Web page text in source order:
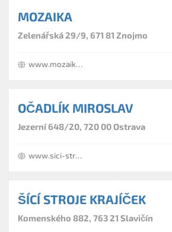
MOZAIKA
Zelenářská 29/9, 671 81 Znojmo
www.mozaikaznojmo.cz
OČADLÍK MIROSLAV
Jezerní 648/20, 720 00 Ostrava
www.sici-stroje.kvalitne.cz
ŠÍCÍ STROJE KRAJÍČEK
Komenského 882, 763 21 Slavičín